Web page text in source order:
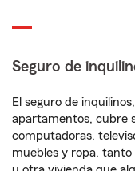
Seguro de
El seguro de
apartamentos, cubre
computadoras,
muebles y ropa,